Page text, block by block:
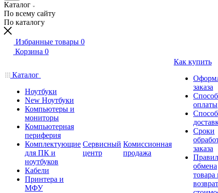
Каталог
По всему сайту
По каталогу
Избранные товары 0
Корзина 0
Каталог
Ноутбуки
New Ноутбуки
Компьютеры и
мониторы
Компьютерная
периферия
Комплектующие
для ПК и
ноутбуков
Кабели
Принтера и
МФУ
Сервисный
центр
Комиссионная
продажа
Как купить
заказа
оплаты
Сроки
заказа
обмена
товара